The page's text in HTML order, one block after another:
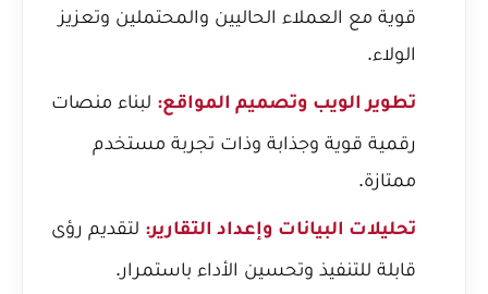
قوية مع العملاء الحاليين والمحتملين وتعزيز
الولاء.
تطوير الويب وتصميم المواقع: لبناء منصات
رقمية قوية وجذابة وذات تجربة مستخدم
ممتازة.
تحليلات البيانات وإعداد التقارير: لتقديم رؤى
قابلة للتنفيذ وتحسين الأداء باستمرار.